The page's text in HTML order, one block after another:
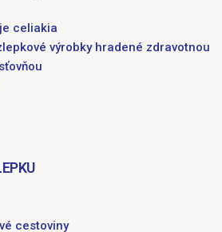
celiakia
výrobky hradené zdravotnou
cestoviny